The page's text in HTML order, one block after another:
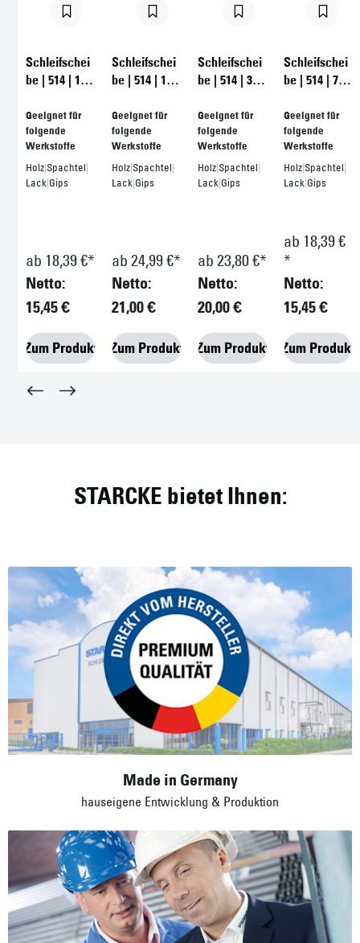
Schleifschei
be | 514 | 15
mm
Geeignet für
folgende
Werkstoffe
Holz|Spachtel|
Lack|Gips
ab 18,39 €*
Netto:
15,45 €
Zum Produkt
Schleifschei
be | 514 | 17
mm
Geeignet für
folgende
Werkstoffe
Holz|Spachtel|
Lack|Gips
ab 24,99 €*
Netto:
21,00 €
Zum Produkt
Schleifschei
be | 514 | 33
mm
Geeignet für
folgende
Werkstoffe
Holz|Spachtel|
Lack|Gips
ab 23,80 €*
Netto:
20,00 €
Zum Produkt
Schleifschei
be | 514 | 7
mm
Geeignet für
folgende
Werkstoffe
Holz|Spachtel|
Lack|Gips
ab 18,39 €
*
Netto:
15,45 €
Zum Produkt
STARCKE bietet Ihnen:
Made in Germany
hauseigene Entwicklung & Produktion